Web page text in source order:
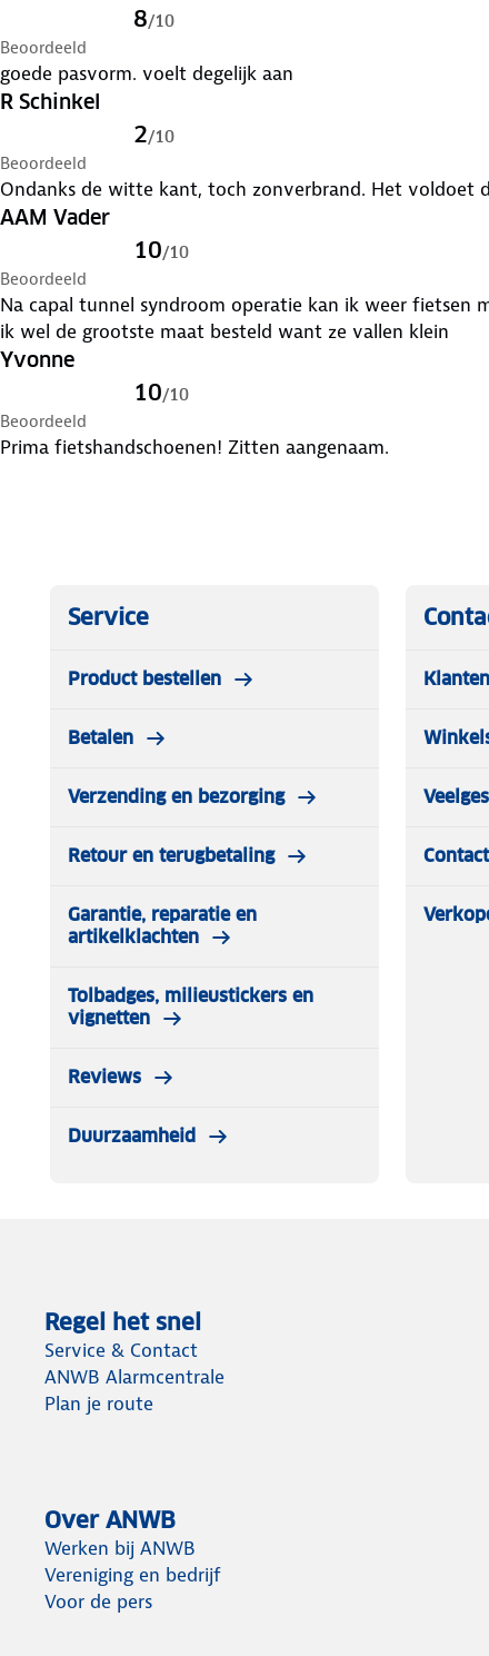
8/10
Beoordeeld
goede pasvorm. voelt degelijk aan
R Schinkel
2/10
Beoordeeld
Ondanks de witte kant, toch zonverbrand. Het voldoet
AAM Vader
10/10
Beoordeeld
Na capal tunnel syndroom operatie kan ik weer fietsen
ik wel de grootste maat besteld want ze vallen klein
Yvonne
10/10
Beoordeeld
Prima fietshandschoenen! Zitten aangenaam.
Service
Product bestellen
Betalen
Verzending en bezorging
Retour en terugbetaling
Garantie, reparatie en
artikelklachten
Tolbadges, milieustickers en
vignetten
Reviews
Duurzaamheid
Regel het snel
Service & Contact
ANWB Alarmcentrale
Plan je route
Over ANWB
Werken bij ANWB
Vereniging en bedrijf
Voor de pers